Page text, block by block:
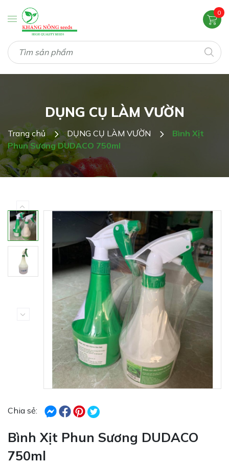
0
DỤNG CỤ LÀM VƯỜN
Trang chủ DỤNG CỤ LÀM VƯỜN
Bình Xịt
Phun Sương DUDACO 750ml
Chia sẻ:
Bình Xịt Phun Sương DUDACO
750ml